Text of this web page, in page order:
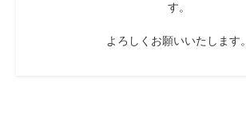
す。
よろしくお願いいたします。